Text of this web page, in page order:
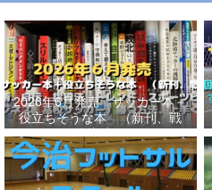
2026年6月発売 サッカー本＋
役立ちそうな本 （新刊、戦
術、自伝、指導法、トレンド、
スポーツビジネス、高校サッカ
ー）勝つ方法、上手くなる方法
を見つけよう！